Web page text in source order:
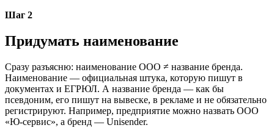
Шаг 2
Придумать наименование
Сразу разъясню: наименование ООО ≠ название бренда.
Наименование — официальная штука, которую пишут в
документах и ЕГРЮЛ. А название бренда — как бы
псевдоним, его пишут на вывеске, в рекламе и не обязательно
регистрируют. Например, предприятие можно назвать ООО
«Ю-сервис», а бренд — Unisender.